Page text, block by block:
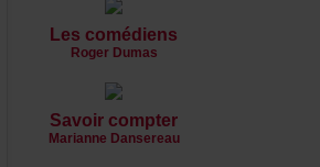
Lescomédiens
RogerDumas
Savoircompter
MarianneDansereau